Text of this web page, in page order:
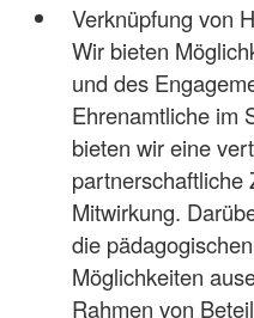
Verknüpfung von
Wir bieten
und des
Ehrenamtliche im
bieten wir eine
partnerschaftliche
Mitwirkung.
die
Möglichkeiten
Rahmen von